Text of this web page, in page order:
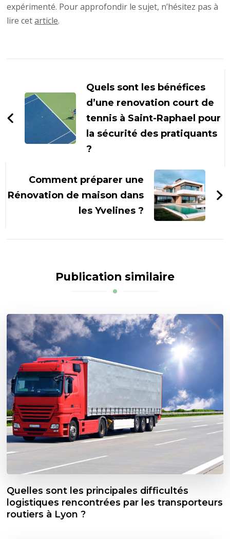
expérimenté. Pour approfondir le sujet, n’hésitez pas à
lire cetarticle.
Quels sont les bénéfices
d’une renovation court de
tennis à Saint-Raphael pour
la sécurité des pratiquants
?
Comment préparer une
Rénovation de maison dans
les Yvelines ?
Publication similaire
Quelles sont les principales difficultés
logistiques rencontrées par les transporteurs
routiers à Lyon ?